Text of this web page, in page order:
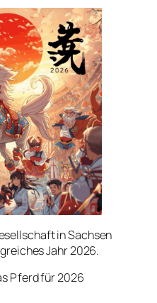
in Sachsen
Jahr 2026.
Pferd für 2026